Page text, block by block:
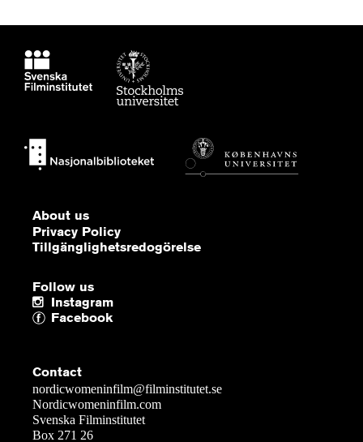
About us
Privacy Policy
Tillgänglighetsredogörelse
Follow us
Instagram
Facebook
Contact
nordicwomeninfilm@filminstitutet.se
Nordicwomeninfilm.com
Svenska Filminstitutet
Box 271 26